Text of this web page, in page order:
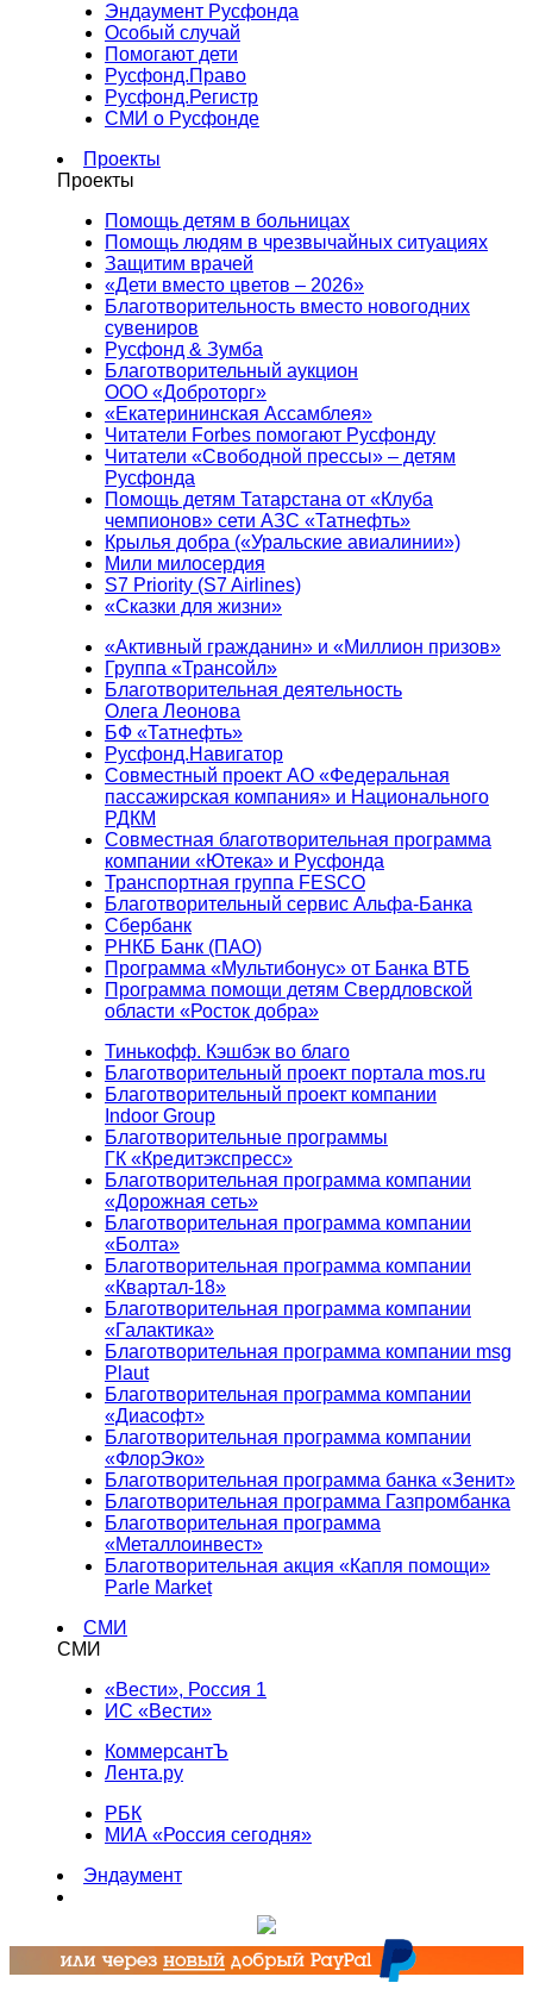
Эндаумент Русфонда
Особый случай
Помогают дети
Русфонд.Право
Русфонд.Регистр
СМИ о Русфонде
Проекты
Проекты
Помощь детям в больницах
Помощь людям в чрезвычайных ситуациях
Защитим врачей
«Дети вместо цветов – 2026»
Благотворительность вместо новогодних
сувениров
Русфонд & Зумба
Благотворительный аукцион
ООО «Доброторг»
«Екатерининская Ассамблея»
Читатели Forbes помогают Русфонду
Читатели «Свободной прессы» – детям
Русфонда
Помощь детям Татарстана от «Клуба
чемпионов» сети АЗС «Татнефть»
Крылья добра («Уральские авиалинии»)
Мили милосердия
S7 Priority (S7 Airlines)
«Сказки для жизни»
«Активный гражданин» и «Миллион призов»
Группа «Трансойл»
Благотворительная деятельность
Олега Леонова
БФ «Татнефть»
Русфонд.Навигатор
Совместный проект АО «Федеральная
пассажирская компания» и Национального
РДКМ
Совместная благотворительная программа
компании «Ютека» и Русфонда
Транспортная группа FESCO
Благотворительный сервис Альфа-Банка
Сбербанк
РНКБ Банк (ПАО)
Программа «Мультибонус» от Банка ВТБ
Программа помощи детям Свердловской
области «Росток добра»
Тинькофф. Кэшбэк во благо
Благотворительный проект портала mos.ru
Благотворительный проект компании
Indoor Group
Благотворительные программы
ГК «Кредитэкспресс»
Благотворительная программа компании
«Дорожная сеть»
Благотворительная программа компании
«Болта»
Благотворительная программа компании
«Квартал-18»
Благотворительная программа компании
«Галактика»
Благотворительная программа компании msg
Plaut
Благотворительная программа компании
«Диасофт»
Благотворительная программа компании
«ФлорЭко»
Благотворительная программа банка «Зенит»
Благотворительная программа Газпромбанка
Благотворительная программа
«Металлоинвест»
Благотворительная акция «Капля помощи»
Parle Market
СМИ
СМИ
«Вести», Россия 1
ИС «Вести»
КоммерсантЪ
Лента.ру
РБК
МИА «Россия сегодня»
Эндаумент